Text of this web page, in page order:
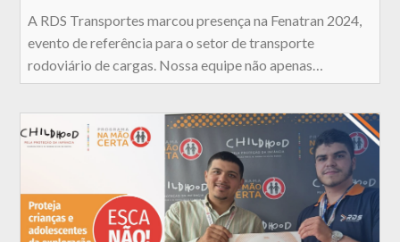
A RDS Transportes marcou presença na Fenatran 2024,
evento de referência para o setor de transporte
rodoviário de cargas. Nossa equipe não apenas…